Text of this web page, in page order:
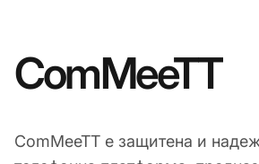
ComMeeTT
ComMeeTT е защитена и